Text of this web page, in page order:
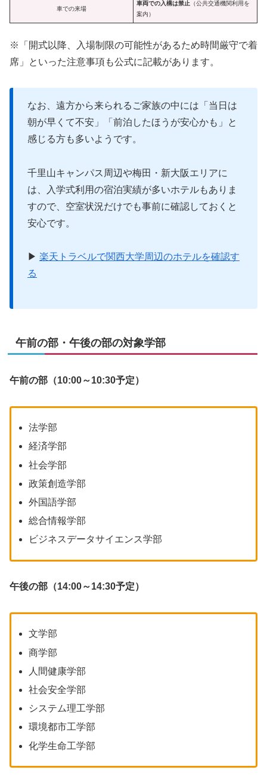
車での来場
車両での入構は禁止
（公共交通機関利用を
案内）
※「開式以降、入場制限の可能性があるため時間厳守で着
席」といった注意事項も公式に記載があります。
なお、遠方から来られるご家族の中には「当日は
朝が早くて不安」「前泊したほうが安心かも」と
感じる方も多いようです。
千里山キャンパス周辺や梅田・新大阪エリアに
は、入学式利用の宿泊実績が多いホテルもありま
すので、空室状況だけでも事前に確認しておくと
安心です。
▶ 楽天トラベルで関西大学周辺のホテルを確認す
る
午前の部・午後の部の対象学部
午前の部（10:00～10:30予定）
法学部
経済学部
社会学部
政策創造学部
外国語学部
総合情報学部
ビジネスデータサイエンス学部
午後の部（14:00～14:30予定）
文学部
商学部
人間健康学部
社会安全学部
システム理工学部
環境都市工学部
化学生命工学部